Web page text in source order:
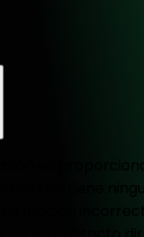
es
no tiene